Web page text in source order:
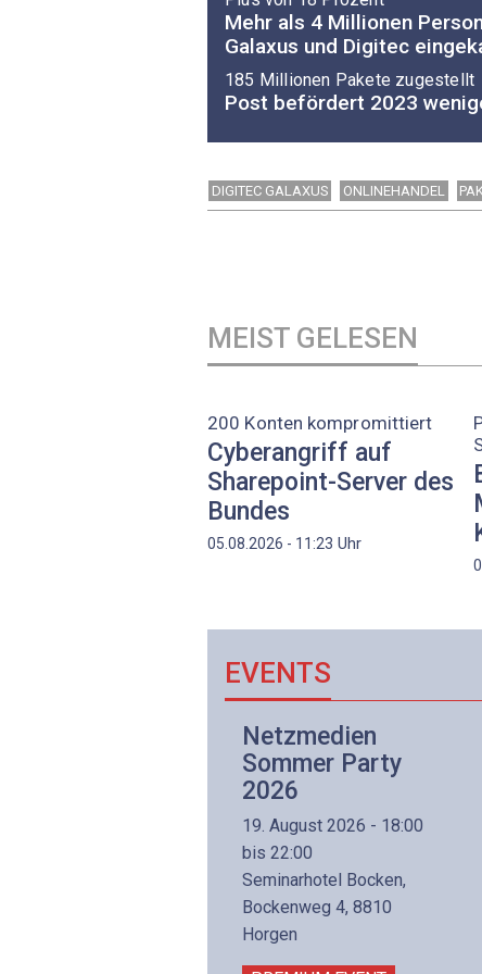
Mehr als 4 Millionen
Galaxus und Digitec
185 Millionen Pakete zugestellt
Post befördert 2023
DIGITEC GALAXUS ONLINEHANDEL
MEIST GELESEN
200 Konten kompromittiert
Cyberangriff auf
Sharepoint-Server des
Bundes
05.08.2026 - 11:23 Uhr
EVENTS
Netzmedien
Sommer Party
2026
19. August 2026 - 18:00
bis 22:00
Seminarhotel Bocken,
Bockenweg 4, 8810
Horgen